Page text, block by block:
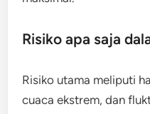
Risiko apa saja
Risiko utama meliputi
cuaca ekstrem, dan